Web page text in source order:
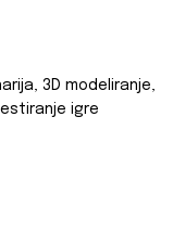
3D modeliranje,
igre